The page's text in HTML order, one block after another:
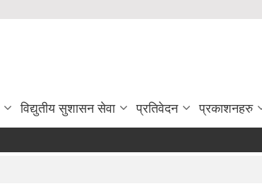
विद्युतीय सुशासन सेवा प्रतिवेदन प्रकाशनहरु